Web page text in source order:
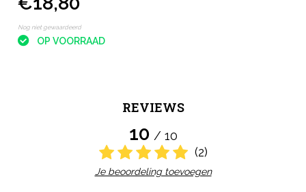
Nog niet gewaardeerd
OP VOORRAAD
REVIEWS
10 / 10
(2)
Je beoordeling toevoegen